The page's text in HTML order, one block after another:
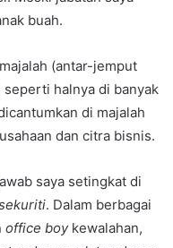
buah.
(antar-jemput
seperti halnya di banyak
di majalah
dan citra bisnis.
saya setingkat di
. Dalam berbagai
office boykewalahan,